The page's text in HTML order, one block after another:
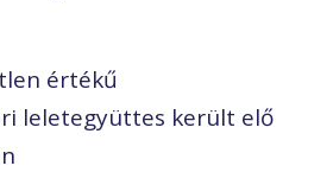
értékű
leletegyüttes került elő